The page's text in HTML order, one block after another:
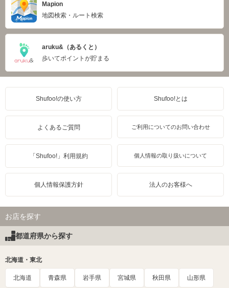
Mapion
地図検索・ルート検索
aruku&（あるくと）
歩いてポイントが貯まる
Shufoo!の使い方 Shufoo!とは
よくあるご質問 ご利用についてのお問い合わせ
「Shufoo!」利用規約 個人情報の取り扱いについて
個人情報保護方針 法人のお客様へ
お店を探す
都道府県から探す
北海道・東北
北海道 青森県 岩手県 宮城県 秋田県 山形県